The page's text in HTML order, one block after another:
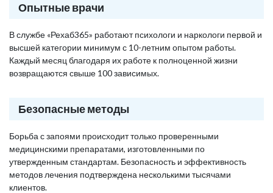
Опытные врачи
В службе «Рехаб365» работают психологи и наркологи первой и
высшей категории минимум с 10-летним опытом работы.
Каждый месяц благодаря их работе к полноценной жизни
возвращаются свыше 100 зависимых.
Безопасные методы
Борьба с запоями происходит только проверенными
медицинскими препаратами, изготовленными по
утвержденным стандартам. Безопасность и эффективность
методов лечения подтверждена несколькими тысячами
клиентов.